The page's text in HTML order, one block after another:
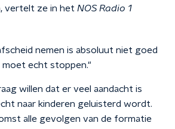
vertelt ze in het NOS Radio 1
nemen is absoluut niet goed
echt stoppen."
willen dat er veel aandacht is
naar kinderen geluisterd wordt.
alle gevolgen van de formatie